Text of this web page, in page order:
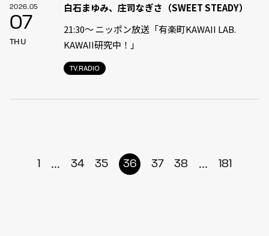
2026.05
07
THU
TV.RADIO
白石まゆみ、庄司なぎさ（SWEET STEADY）
21:30〜 ニッポン放送「有楽町KAWAII LAB.
KAWAII研究中！」
1 ... 34 35 36 37 38 ... 181